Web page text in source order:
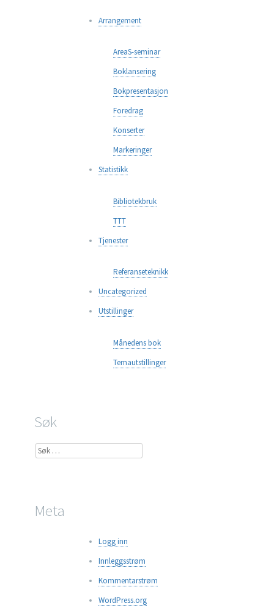
Arrangement
AreaS-seminar
Boklansering
Bokpresentasjon
Foredrag
Konserter
Markeringer
Statistikk
Bibliotekbruk
TTT
Tjenester
Referanseteknikk
Uncategorized
Utstillinger
Månedens bok
Temautstillinger
Søk
Søk
Meta
Logg inn
Innleggsstrøm
Kommentarstrøm
WordPress.org